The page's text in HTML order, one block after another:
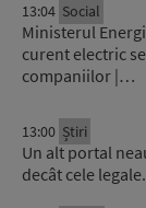
13:04 Social
Ministerul
curent electric
companiilor |…
13:00 Știri
Un alt portal
decât cele